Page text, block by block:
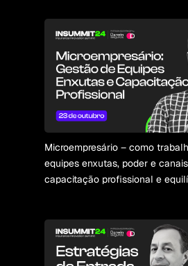
Microempresário – como
equipes enxutas, poder e
capacitação profissional e